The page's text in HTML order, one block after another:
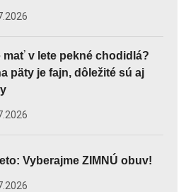
mať v lete pekné chodidlá?
päty je fajn, dôležité sú aj
Vyberajme ZIMNÚ obuv!